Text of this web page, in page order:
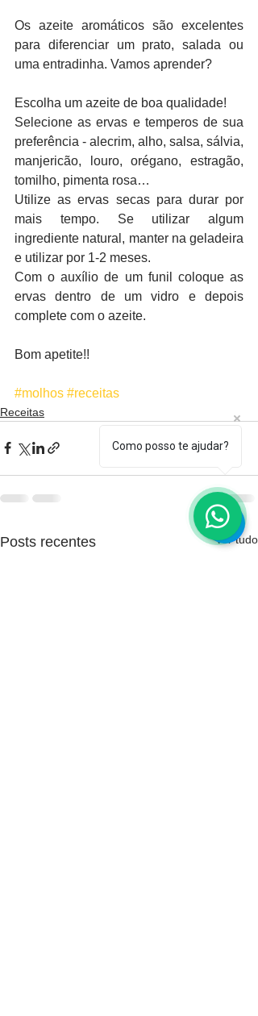
Os azeite aromáticos são excelentes
para diferenciar um prato, salada ou
uma entradinha. Vamos aprender?
Escolha um azeite de boa qualidade!
Selecione as ervas e temperos de sua
preferência - alecrim, alho, salsa, sálvia,
manjericão, louro, orégano, estragão,
tomilho, pimenta rosa…
Utilize as ervas secas para durar por
mais tempo. Se utilizar algum
ingrediente natural, manter na geladeira
e utilizar por 1-2 meses.
Com o auxílio de um funil coloque as
ervas dentro de um vidro e depois
complete com o azeite.
Bom apetite!!
#molhos #receitas
Receitas
Posts recentes Ver tudo
Como posso te ajudar?